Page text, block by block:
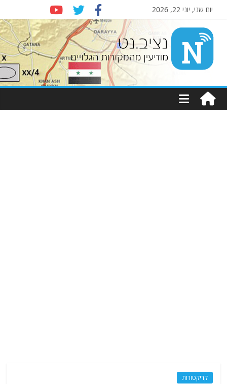
יום שני, יוני 22, 2026
Nziv.net
מודיעין
מהמקורות
קריקטורות